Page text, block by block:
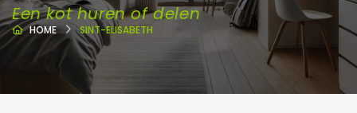
Een kot huren of delen
HOME SINT-ELISABETH